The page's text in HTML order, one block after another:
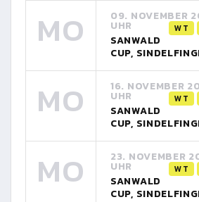
MO 09. NOVEMBER
UHR WT
SANWALD
CUP,
MO 16. NOVEMBER
UHR WT
SANWALD
CUP,
MO 23. NOVEMBER
UHR WT
SANWALD
CUP,